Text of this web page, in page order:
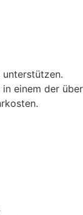
einem der